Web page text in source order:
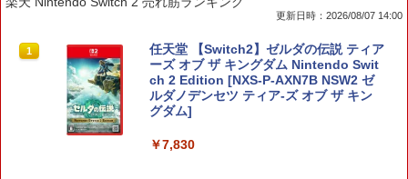
更新日時：2026/08/07 14:00
1
任天堂 【Switch2】ゼルダの伝説 ティア
ーズ オブ ザ キングダム Nintendo Swit
ch 2 Edition [NXS-P-AXN7B NSW2 ゼ
ルダノデンセツ ティア-ズ オブ ザ キン
グダム]
￥7,830